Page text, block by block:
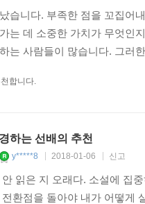
과 함께 있는 듯한 착각에 빠
보다 내 삶에 가장 먼저 주
습니다. 부족한 점을 꼬집어
는 데 소중한 가치가 무엇인
는 사람들이 많습니다. 그러
합니다.
하는 선배의 추천
y*****8 2018-01-06 신고
읽은 지 오래다. 소설에 집
환점을 돌아야 내가 어떻게